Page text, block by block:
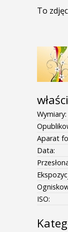
To
Wymiary:
Aparat
Data:
ISO: